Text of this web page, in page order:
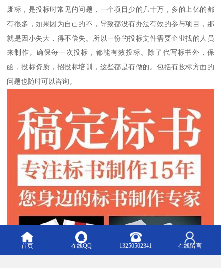
废标，是投标时常见的问题，一个项目少的几十万，多的上亿的都
有很多，如果因为自己的不，导致都没有办法有效的参与项目，那
就是因小失大，得不偿失。所以一份的投标文件需要企业找的人员
来制作。确保每一次投标，都能有效投标。除了代写标书外，保
函，投标资质，招投标培训，这些都是有做的。包括有投标方面的
问题也随时可以咨询。
首页 在线QQ 13250502341 在线留言